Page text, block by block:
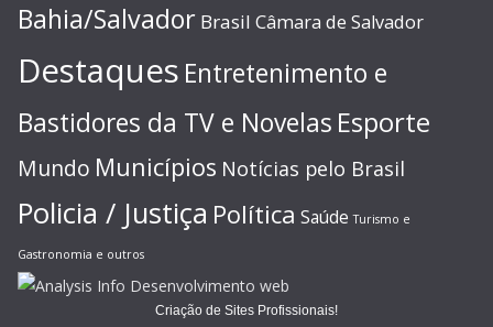
Bahia/Salvador Brasil Câmara de Salvador
Destaques Entretenimento e
Bastidores da TV e Novelas Esporte
Mundo Municípios Notícias pelo Brasil
Policia / Justiça Política Saúde Turismo e
Gastronomia e outros
Criação de Sites Profissionais!